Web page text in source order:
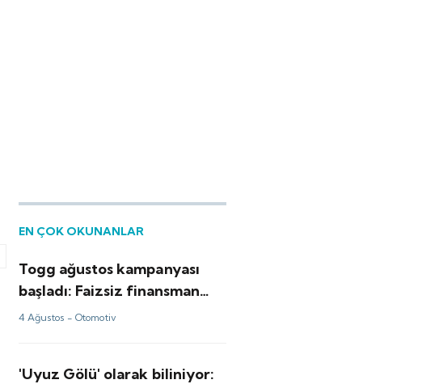
EN ÇOK OKUNANLAR
Togg ağustos kampanyası
başladı: Faizsiz finansman
paketi
4 Ağustos -Otomotiv
'Uyuz Gölü' olarak biliniyor: